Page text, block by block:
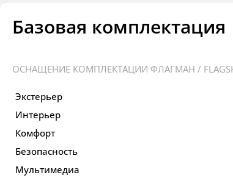
Базовая комплектация
ОСНАЩЕНИЕ КОМПЛЕКТАЦИИ ФЛАГМАН /
Экстерьер
Интерьер
Комфорт
Безопасность
Мультимедиа